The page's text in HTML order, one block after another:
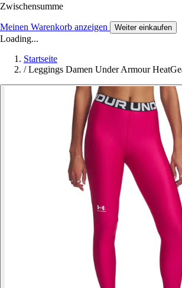
Zwischensumme
Meinen Warenkorb anzeigen Weiter einkaufen
Loading...
Startseite
/ Leggings Damen Under Armour